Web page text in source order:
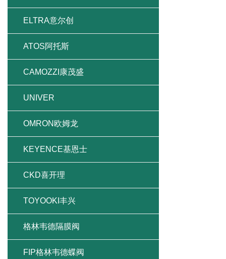
ELTRA意尔创
ATOS阿托斯
CAMOZZI康茂盛
UNIVER
OMRON欧姆龙
KEYENCE基恩士
CKD喜开理
TOYOOKI丰兴
格林韦德隔膜阀
FIP格林韦德蝶阀